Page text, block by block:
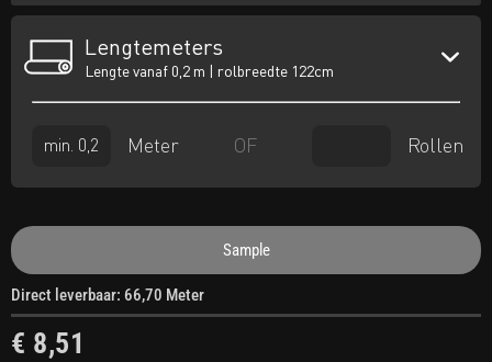
Lengtemeters
Lengte vanaf 0,2 m | rolbreedte 122cm
Meter OF Rollen
Sample
Direct leverbaar: 66,70 Meter
€ 8,51